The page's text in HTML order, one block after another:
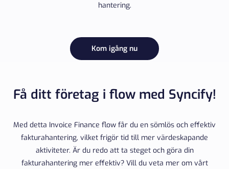
hantering.
Kom igång nu
Få ditt företag i flow med Syncify!
Med detta Invoice Finance flow får du en sömlös och effektiv
fakturahantering, vilket frigör tid till mer värdeskapande
aktiviteter. Är du redo att ta steget och göra din
fakturahantering mer effektiv? Vill du veta mer om vårt